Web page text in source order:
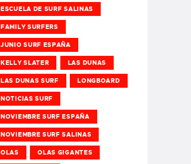
ESCUELA DE SURF SALINAS
FAMILY SURFERS
JUNIO SURF ESPAÑA
KELLY SLATER LAS DUNAS
LAS DUNAS SURF LONGBOARD
NOTICIAS SURF
NOVIEMBRE SURF ESPAÑA
NOVIEMBRE SURF SALINAS
OLAS OLAS GIGANTES